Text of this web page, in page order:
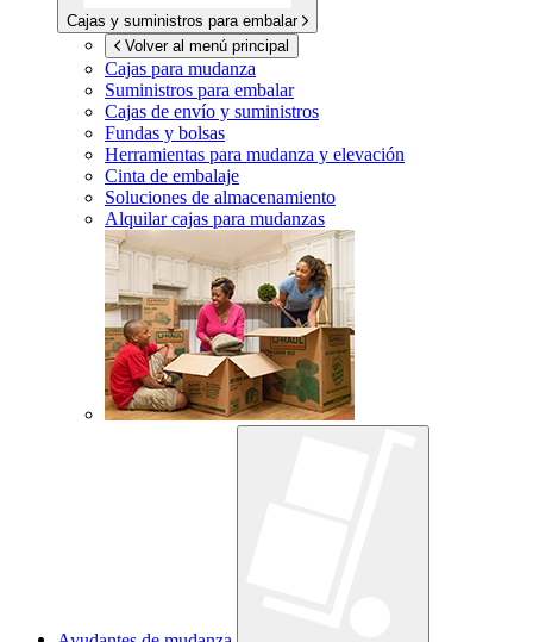
Cajas y suministros para embalar
Volver al menú principal
Cajas para mudanza
Suministros para embalar
Cajas de envío y suministros
Fundas y bolsas
Herramientas para mudanza y elevación
Cinta de embalaje
Soluciones de almacenamiento
Alquilar cajas para mudanzas